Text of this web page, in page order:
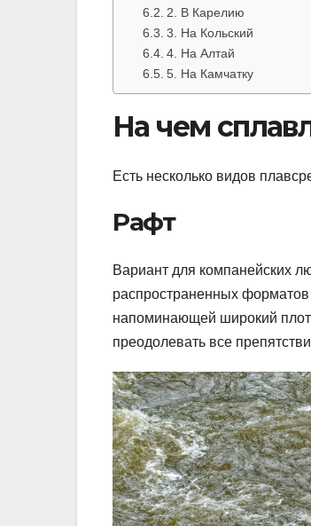
2. В Карелию
3. На Кольский
4. На Алтай
5. На Камчатку
На чем
Есть несколько видов
Рафт
Вариант для компанейских
распространенных
напоминающей широкий
преодолевать все